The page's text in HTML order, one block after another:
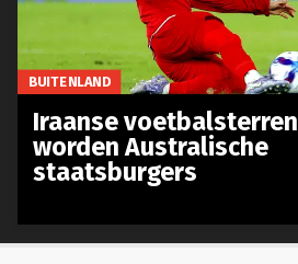
BUITENLAND
Iraanse voetbalsterren
worden Australische
staatsburgers